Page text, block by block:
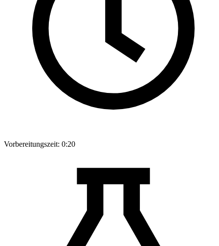
Vorbereitungszeit: 0:20